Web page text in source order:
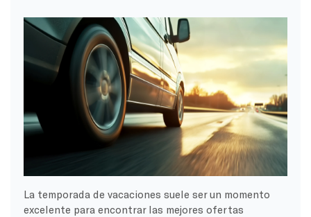
La temporada de vacaciones suele ser un momento
excelente para encontrar las mejores ofertas